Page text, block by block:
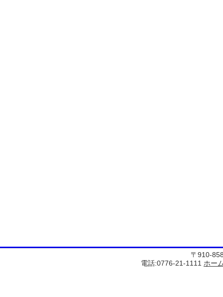
〒910-
電話:0776-21-1111 ホー